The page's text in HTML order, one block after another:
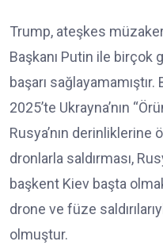
Trump, ateşkes
Başkanı Putin ile birçok
başarı
2025’te Ukrayna’nın
Rusya’nın
dronlarla saldırması,
başkent Kiev başta
drone ve füze
olmuştur.